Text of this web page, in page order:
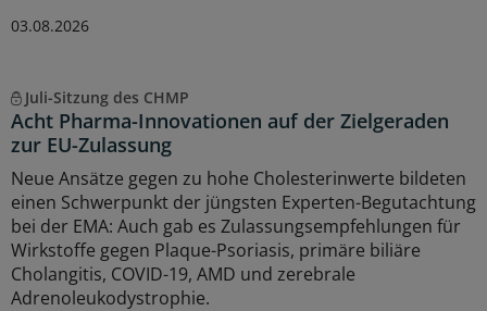
03.08.2026
Juli-Sitzung des CHMP
Acht Pharma-Innovationen auf der Zielgeraden
zur EU-Zulassung
Neue Ansätze gegen zu hohe Cholesterinwerte bildeten
einen Schwerpunkt der jüngsten Experten-Begutachtung
bei der EMA: Auch gab es Zulassungsempfehlungen für
Wirkstoffe gegen Plaque-Psoriasis, primäre biliäre
Cholangitis, COVID-19, AMD und zerebrale
Adrenoleukodystrophie.